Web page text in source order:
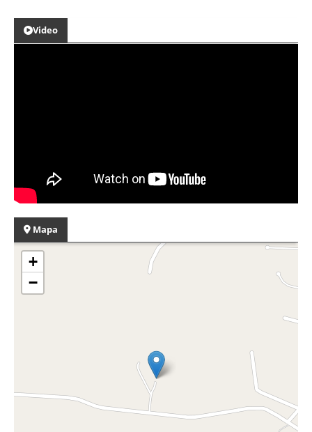
Video
Mapa
+
−